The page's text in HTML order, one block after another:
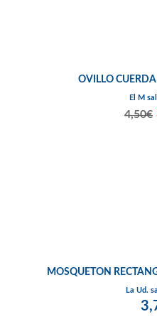
OVILLO
El M
4,50€
MOSQUETON
La Ud.